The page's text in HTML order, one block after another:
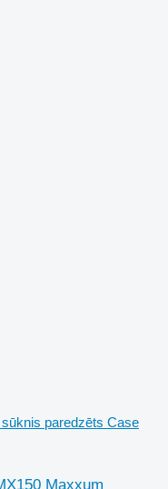
paredzēts Case
Maxxum